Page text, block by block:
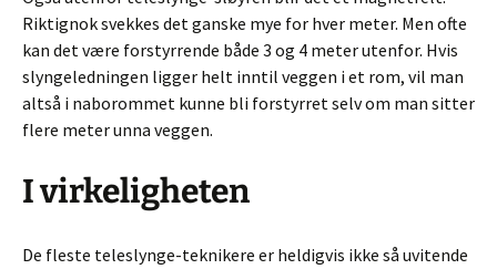
Riktignok svekkes det ganske mye for hver meter. Men ofte
kan det være forstyrrende både 3 og 4 meter utenfor. Hvis
slyngeledningen ligger helt inntil veggen i et rom, vil man
altså i naborommet kunne bli forstyrret selv om man sitter
flere meter unna veggen.
I virkeligheten
De fleste teleslynge-teknikere er heldigvis ikke så uvitende